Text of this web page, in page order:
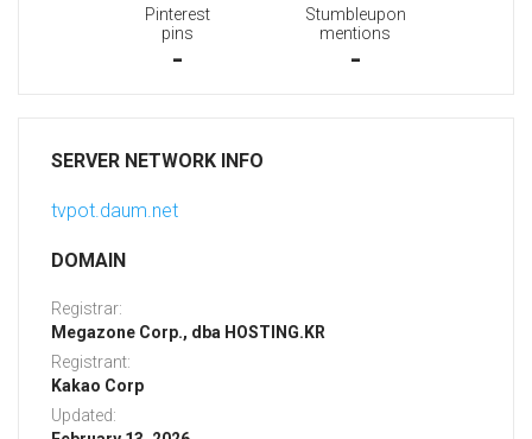
Pinterest
pins
-
Stumbleupon
mentions
-
SERVER NETWORK INFO
tvpot.daum.net
DOMAIN
Registrar:
Megazone Corp., dba HOSTING.KR
Registrant:
Kakao Corp
Updated: